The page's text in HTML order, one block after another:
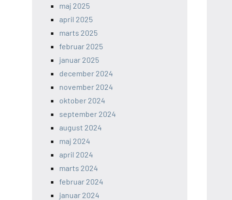
maj 2025
april 2025
marts 2025
februar 2025
januar 2025
december 2024
november 2024
oktober 2024
september 2024
august 2024
maj 2024
april 2024
marts 2024
februar 2024
januar 2024